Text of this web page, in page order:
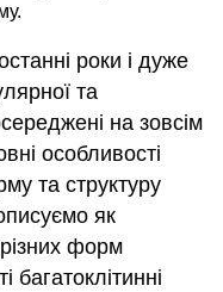
роки і дуже
та
на зовсім
особливості
та структуру
як
форм
багатоклітинні